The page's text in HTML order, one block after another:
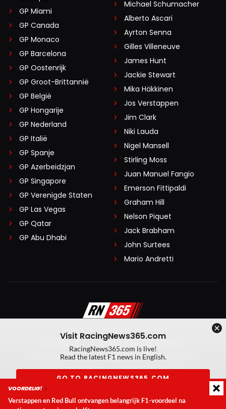
GP Miami
GP Canada
GP Monaco
GP Barcelona
GP Oostenrijk
GP Groot-Brittannië
GP België
GP Hongarije
GP Nederland
GP Italië
GP Spanje
GP Azerbeidzjan
GP Singapore
GP Verenigde Staten
GP Las Vegas
GP Qatar
GP Abu Dhabi
Michael Schumacher
Alberto Ascari
Ayrton Senna
Gilles Villeneuve
James Hunt
Jackie Stewart
Mika Häkkinen
Jos Verstappen
Jim Clark
Niki Lauda
Nigel Mansell
Stirling Moss
Juan Manuel Fangio
Emerson Fittipaldi
Graham Hill
Nelson Piquet
Jack Brabham
John Surtees
Mario Andretti
Algemene voorwaarden
Privacy Policy
Created by On Your Marks
Privacy manager
Kansspeluitingen
© 2026 RacingNews365. Alle rechten voorbehouden
Visit RacingNews365.com
RacingNews365.com is live!
Read the latest F1 news in English.
GO TO RACINGNEWS365.COM
Don't show again
VOORDELIG!
Verstappen en Red Bull ontvangen belangrijk F1-voordeel na